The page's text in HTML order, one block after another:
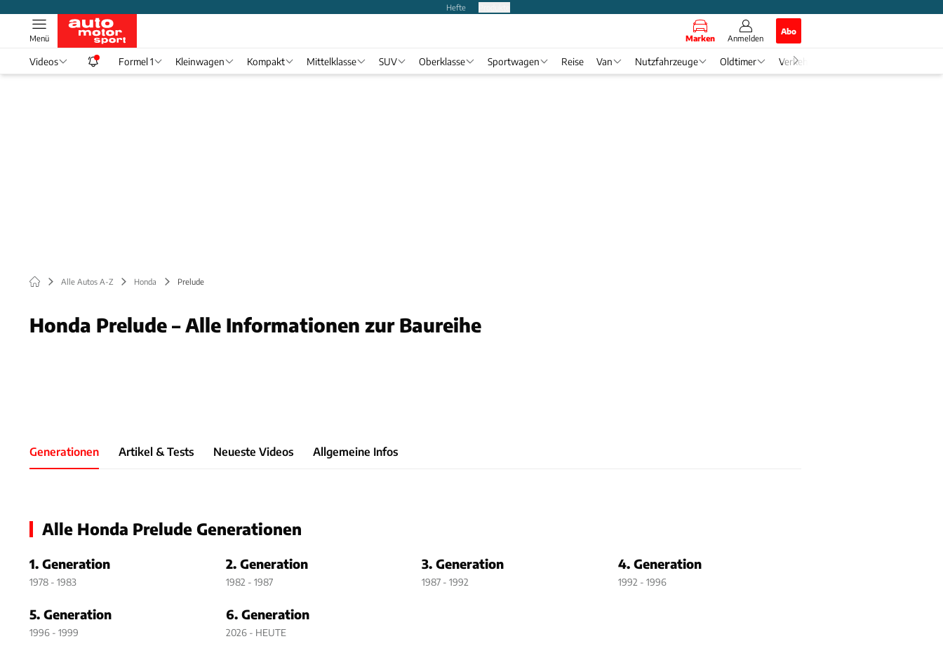
Hefte
Marken Anmelden
Abo
Menü
Videos Formel 1 Kleinwagen Kompakt Mittelklasse SUV Oberklasse Sportwagen Reise Van Nutzfahrzeuge Oldtimer Verkehr
Alle Autos A-Z Honda Prelude
Honda Prelude – Alle Informationen zur Baureihe
Generationen Artikel & Tests Neueste Videos Allgemeine Infos
Alle Honda Prelude Generationen
1. Generation
1978 - 1983
2. Generation
1982 - 1987
3. Generation
1987 - 1992
4. Generation
1992 - 1996
5. Generation
1996 - 1999
6. Generation
2026 - HEUTE